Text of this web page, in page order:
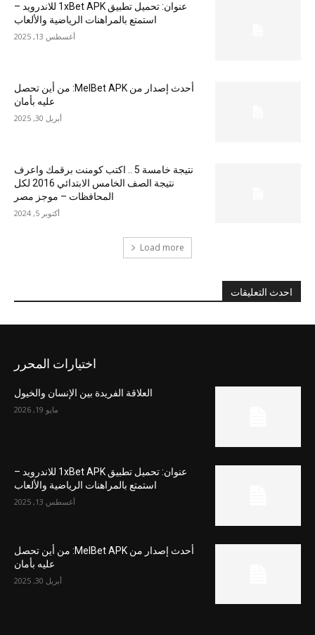
عنوان: تحميل تطبيق 1xBet APK للاندرويد –
استمتع بالمراهنات الرياضية والألعاب
أغسطس 13, 2025
أحدث إصدار من MelBet APK: من أين تحصل
عليه بأمان
أبريل 30, 2025
نتيجة خامسة 5 .. اكتب كومنت برقمك واعرف
نتيجة الصف الخامس الابتدائي 2016 لكل
المحافظات – موجز مصر
أكتوبر 5, 2024
Load more
احدث التعليقات
اختيارات المحرر
العلاقة الفريدة بين الإنسان والخيول
مايو 19, 2026
عنوان: تحميل تطبيق 1xBet APK للاندرويد –
استمتع بالمراهنات الرياضية والألعاب
أغسطس 13, 2025
أحدث إصدار من MelBet APK: من أين تحصل
عليه بأمان
أبريل 30, 2025